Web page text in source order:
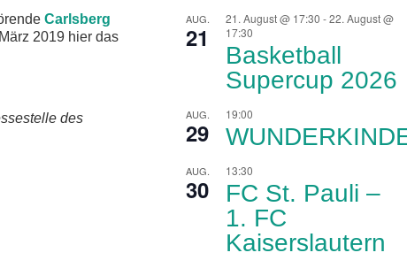
Carlsberg
2019 hier das
des
AUG.
21
21. August @ 17:30 -22. August @
17:30
Basketball
Supercup 2026
AUG.
29
19:00
AUG.
30
13:30
FC St. Pauli –
1. FC
Kaiserslautern